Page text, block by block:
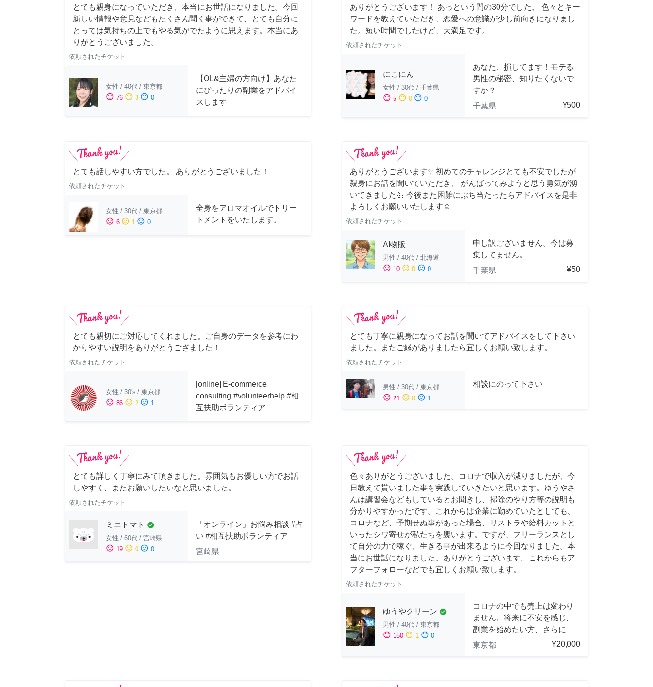
とても親身になっていただき、本当にお世話になりました。今回
新しい情報や意見などもたくさん聞く事ができて、とても自分に
とっては気持ちの上でもやる気がでたように思えます。本当にあ
りがとうございました。
依頼されたチケット
女性 / 40代 / 東京都
sentiment_satisfied 76 sentiment_neutral 3 sentiment_dissatisfied 0
【OL&主婦の方向け】あなた
にぴったりの副業をアドバイ
スします
ありがとうございます！ あっという間の30分でした。 色々とキー
ワードを教えていただき、恋愛への意識が少し前向きになりまし
た。短い時間でしたけど、大満足です。
依頼されたチケット
にこにん
女性 / 30代 / 千葉県
sentiment_satisfied 5 sentiment_neutral 0 sentiment_dissatisfied 0
あなた、損してます！モテる
男性の秘密、知りたくないで
すか？
千葉県
¥500
とても話しやすい方でした。 ありがとうございました！
依頼されたチケット
女性 / 30代 / 東京都
sentiment_satisfied 6 sentiment_neutral 1 sentiment_dissatisfied 0
全身をアロマオイルでトリー
トメントをいたします。
ありがとうございます✨ 初めてのチャレンジとても不安でしたが
親身にお話を聞いていただき、 がんばってみようと思う勇気が湧
いてきました💪 今後また困難にぶち当たったらアドバイスを是非
よろしくお願いいたします☺️
依頼されたチケット
AI物販
男性 / 40代 / 北海道
sentiment_satisfied 10 sentiment_neutral 0 sentiment_dissatisfied 0
申し訳ございません。今は募
集してません。
千葉県
¥50
とても親切にご対応してくれました。ご自身のデータを参考にわ
かりやすい説明をありがとうござました！
依頼されたチケット
女性 / 30's / 東京都
sentiment_satisfied 86 sentiment_neutral 2 sentiment_dissatisfied 1
[online] E-commerce
consulting #volunteerhelp #相
互扶助ボランティア
とても丁寧に親身になってお話を聞いてアドバイスをして下さい
ました。またご縁がありましたら宜しくお願い致します。
依頼されたチケット
男性 / 30代 / 東京都
sentiment_satisfied 21 sentiment_neutral 0 sentiment_dissatisfied 1
相談にのって下さい
とても詳しく丁寧にみて頂きました。雰囲気もお優しい方でお話
しやすく、またお願いしたいなと思いました。
依頼されたチケット
ミニトマト check_circle
女性 / 60代 / 宮崎県
sentiment_satisfied 19 sentiment_neutral 0 sentiment_dissatisfied 0
「オンライン」お悩み相談 #占
い #相互扶助ボランティア
宮崎県
色々ありがとうございました。コロナで収入が減りましたが、今
日教えて貰いました事を実践していきたいと思います。ゆうやさ
んは講習会などもしているとお聞きし、掃除のやり方等の説明も
分かりやすかったです。これからは企業に勤めていたとしても、
コロナなど、予期せぬ事があった場合、リストラや給料カットと
いったシワ寄せが私たちを襲います。ですが、フリーランスとし
て自分の力で稼ぐ、生きる事が出来るように今回なりました。本
当にお世話になりました。ありがとうございます。これからもア
フターフォローなどでも宜しくお願い致します。
依頼されたチケット
ゆうやクリーン check_circle
男性 / 40代 / 東京都
sentiment_satisfied 150 sentiment_neutral 1 sentiment_dissatisfied 0
コロナの中でも売上は変わり
ません。将来に不安を感じ、
副業を始めたい方、さらに
東京都
¥20,000